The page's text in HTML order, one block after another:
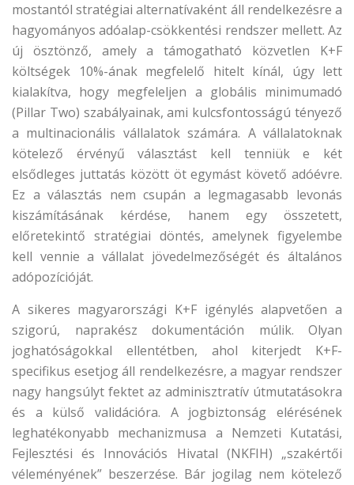
mostantól stratégiai alternatívaként áll rendelkezésre a
hagyományos adóalap-csökkentési rendszer mellett. Az
új ösztönző, amely a támogatható közvetlen K+F
költségek 10%-ának megfelelő hitelt kínál, úgy lett
kialakítva, hogy megfeleljen a globális minimumadó
(Pillar Two) szabályainak, ami kulcsfontosságú tényező
a multinacionális vállalatok számára. A vállalatoknak
kötelező érvényű választást kell tenniük e két
elsődleges juttatás között öt egymást követő adóévre.
Ez a választás nem csupán a legmagasabb levonás
kiszámításának kérdése, hanem egy összetett,
előretekintő stratégiai döntés, amelynek figyelembe
kell vennie a vállalat jövedelmezőségét és általános
adópozícióját.
A sikeres magyarországi K+F igénylés alapvetően a
szigorú, naprakész dokumentáción múlik. Olyan
joghatóságokkal ellentétben, ahol kiterjedt K+F-
specifikus esetjog áll rendelkezésre, a magyar rendszer
nagy hangsúlyt fektet az adminisztratív útmutatásokra
és a külső validációra. A jogbiztonság elérésének
leghatékonyabb mechanizmusa a Nemzeti Kutatási,
Fejlesztési és Innovációs Hivatal (NKFIH) „szakértői
véleményének” beszerzése. Bár jogilag nem kötelező